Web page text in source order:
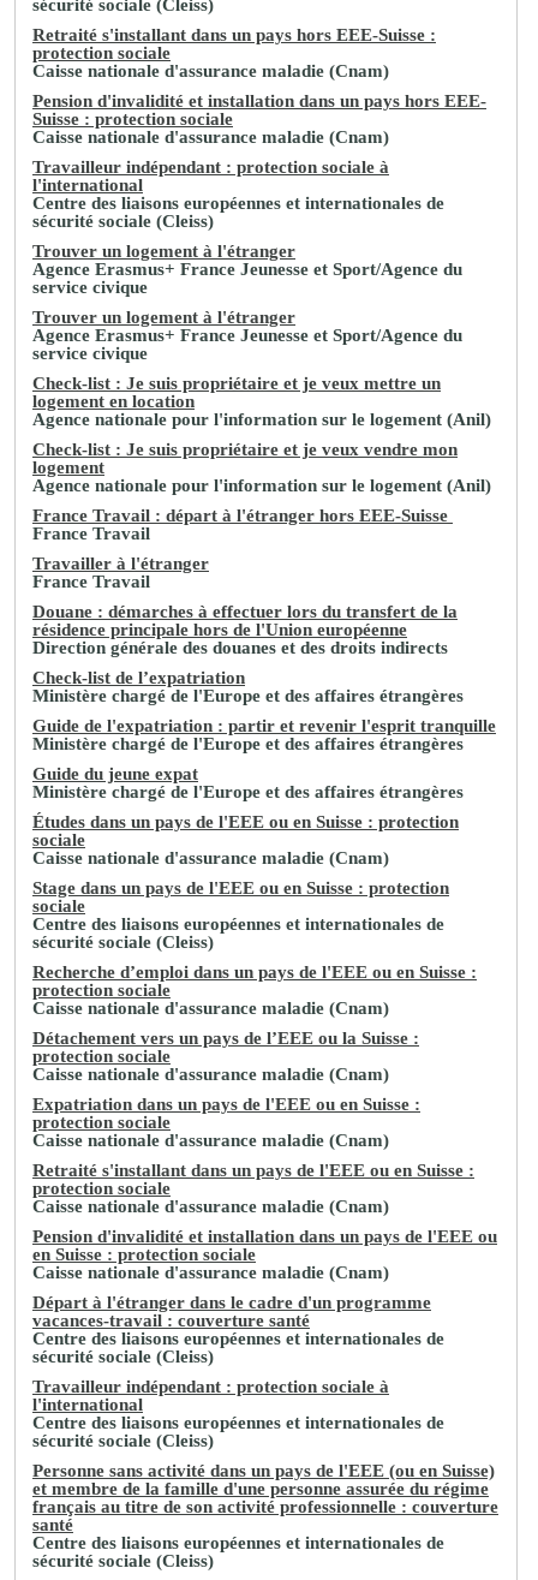
sécurité sociale (Cleiss)
Retraité s'installant dans un pays hors EEE-Suisse :
protection sociale
Caisse nationale d'assurance maladie (Cnam)
Pension d'invalidité et installation dans un pays hors EEE-
Suisse : protection sociale
Caisse nationale d'assurance maladie (Cnam)
Travailleur indépendant : protection sociale à
l'international
Centre des liaisons européennes et internationales de
sécurité sociale (Cleiss)
Trouver un logement à l'étranger
Agence Erasmus+ France Jeunesse et Sport/Agence du
service civique
Trouver un logement à l'étranger
Agence Erasmus+ France Jeunesse et Sport/Agence du
service civique
Check-list : Je suis propriétaire et je veux mettre un
logement en location
Agence nationale pour l'information sur le logement (Anil)
Check-list : Je suis propriétaire et je veux vendre mon
logement
Agence nationale pour l'information sur le logement (Anil)
France Travail : départ à l'étranger hors EEE-Suisse
France Travail
Travailler à l'étranger
France Travail
Douane : démarches à effectuer lors du transfert de la
résidence principale hors de l'Union européenne
Direction générale des douanes et des droits indirects
Check-list de l’expatriation
Ministère chargé de l'Europe et des affaires étrangères
Guide de l'expatriation : partir et revenir l'esprit tranquille
Ministère chargé de l'Europe et des affaires étrangères
Guide du jeune expat
Ministère chargé de l'Europe et des affaires étrangères
Études dans un pays de l'EEE ou en Suisse : protection
sociale
Caisse nationale d'assurance maladie (Cnam)
Stage dans un pays de l'EEE ou en Suisse : protection
sociale
Centre des liaisons européennes et internationales de
sécurité sociale (Cleiss)
Recherche d’emploi dans un pays de l'EEE ou en Suisse :
protection sociale
Caisse nationale d'assurance maladie (Cnam)
Détachement vers un pays de l’EEE ou la Suisse :
protection sociale
Caisse nationale d'assurance maladie (Cnam)
Expatriation dans un pays de l'EEE ou en Suisse :
protection sociale
Caisse nationale d'assurance maladie (Cnam)
Retraité s'installant dans un pays de l'EEE ou en Suisse :
protection sociale
Caisse nationale d'assurance maladie (Cnam)
Pension d'invalidité et installation dans un pays de l'EEE ou
en Suisse : protection sociale
Caisse nationale d'assurance maladie (Cnam)
Départ à l'étranger dans le cadre d'un programme
vacances-travail : couverture santé
Centre des liaisons européennes et internationales de
sécurité sociale (Cleiss)
Travailleur indépendant : protection sociale à
l'international
Centre des liaisons européennes et internationales de
sécurité sociale (Cleiss)
Personne sans activité dans un pays de l'EEE (ou en Suisse)
et membre de la famille d'une personne assurée du régime
français au titre de son activité professionnelle : couverture
santé
Centre des liaisons européennes et internationales de
sécurité sociale (Cleiss)